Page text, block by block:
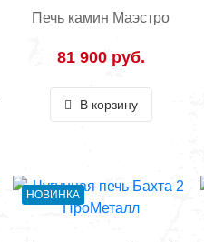
Печь камин Маэстро
81 900 руб.
В корзину
НОВИНКА